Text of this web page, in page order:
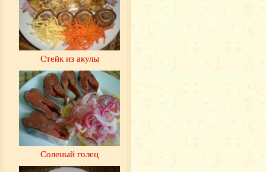
Стейк из акулы
Соленый голец